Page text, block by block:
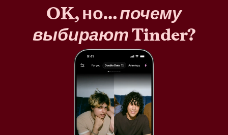
OK, но…почему
выбираютTinder?